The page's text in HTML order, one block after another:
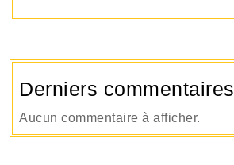
Derniers commentaires
Aucun commentaire à afficher.